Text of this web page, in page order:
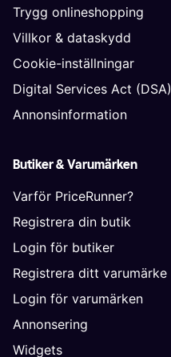
Trygg onlineshopping
Villkor & dataskydd
Cookie-inställningar
Digital Services Act (DSA)
Annonsinformation
Butiker & Varumärken
Varför PriceRunner?
Registrera din butik
Login för butiker
Registrera ditt varumärke
Login för varumärken
Annonsering
Widgets